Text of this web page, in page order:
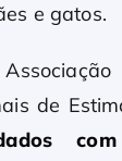
e gatos.
de